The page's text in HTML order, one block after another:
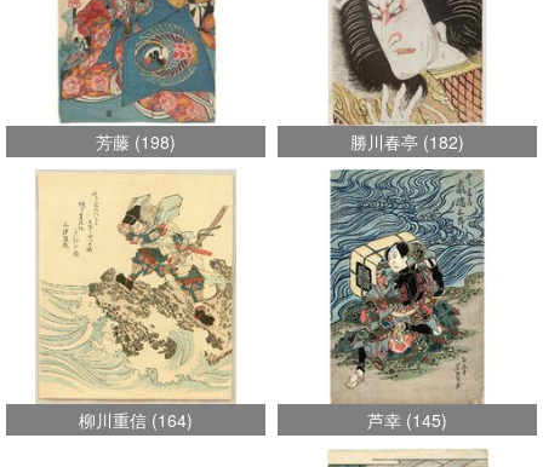
芳藤 (198) 勝川春亭 (182)
柳川重信 (164) 芦幸 (145)